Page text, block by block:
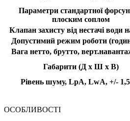
Параметри стандартної
плоским соплом
Клапан захисту від нестачі води
Допустимий режим роботи
Вага нетто, брутто,
Габарити (Д х Ш х В)
Рівень шуму, LpA, LwA, +/-
ОСОБЛИВОСТІ